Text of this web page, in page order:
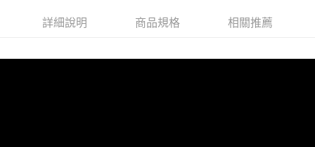
詳細說明 商品規格 相關推薦